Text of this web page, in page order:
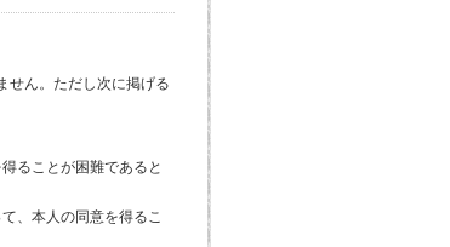
せん。ただし次に掲げる
ることが困難であると
、本人の同意を得るこ